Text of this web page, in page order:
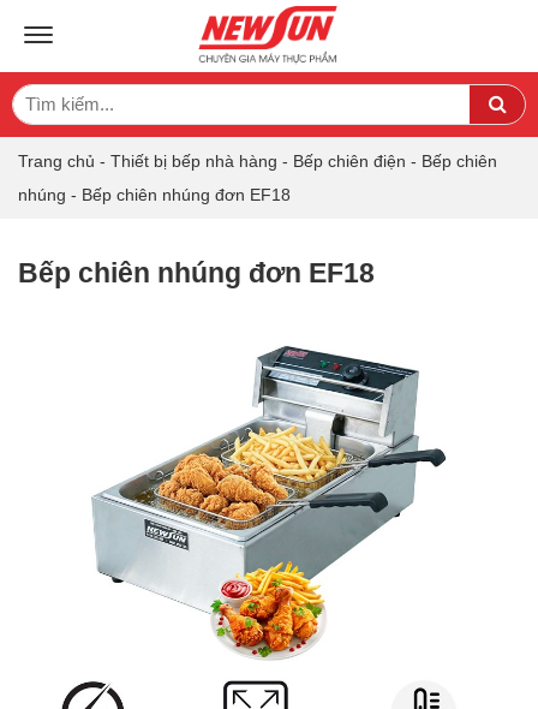
TOGGLE NAVIGATION
Search
for:
Trang chủ - Thiết bị bếp nhà hàng - Bếp chiên điện - Bếp chiên
nhúng - Bếp chiên nhúng đơn EF18
Bếp chiên nhúng đơn EF18